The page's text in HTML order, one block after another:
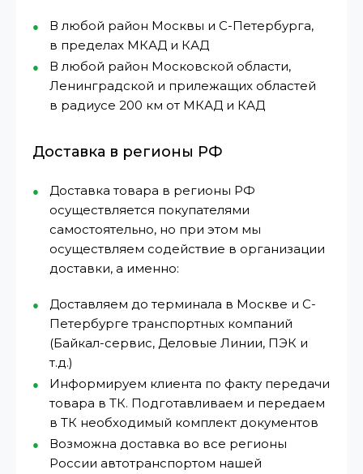
В любой район Москвы и С-Петербурга,
в пределах МКАД и КАД
В любой район Московской области,
Ленинградской и прилежащих областей
в радиусе 200 км от МКАД и КАД
Доставка в регионы РФ
Доставка товара в регионы РФ
осуществляется покупателями
самостоятельно, но при этом мы
осуществляем содействие в организации
доставки, а именно:
Доставляем до терминала в Москве и С-
Петербурге транспортных компаний
(Байкал-сервис, Деловые Линии, ПЭК и
т.д.)
Информируем клиента по факту передачи
товара в ТК. Подготавливаем и передаем
в ТК необходимый комплект документов
Возможна доставка во все регионы
России автотранспортом нашей